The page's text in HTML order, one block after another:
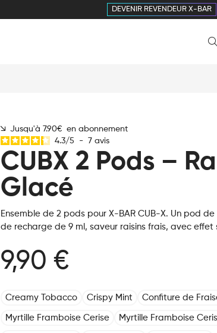
DEVENIR REVENDEUR X-BAR
Jusqu'à 7.90€ en abonnement
4.3/5 - 7 avis
CUBX 2 Pods –
Glacé
Ensemble de 2 pods pour X-BAR CUB-X. Un pod de
de recharge de 9 ml, saveur raisins frais, avec effet
9,90 €
Creamy Tobacco Crispy Mint Confiture de
Myrtille Framboise Cerise Myrtille Framboise